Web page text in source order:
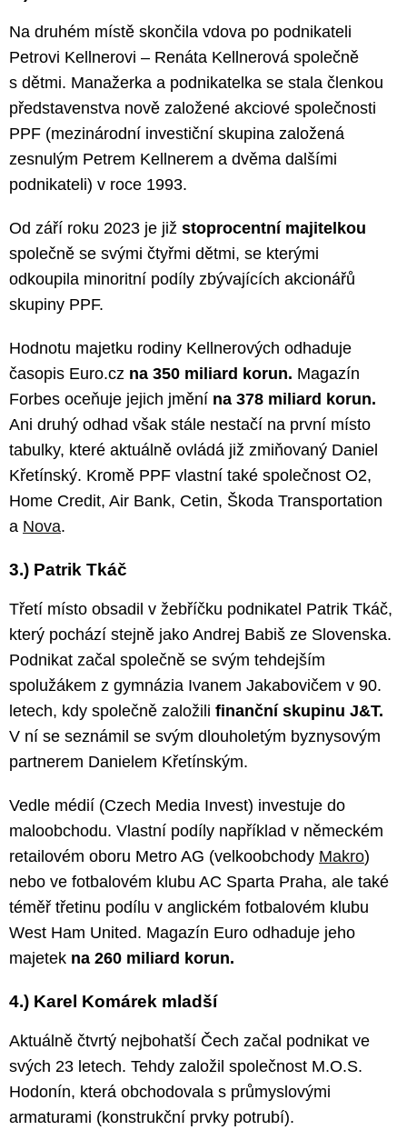
Na druhém místě skončila vdova po podnikateli
Petrovi Kellnerovi – Renáta Kellnerová společně
s dětmi. Manažerka a podnikatelka se stala členkou
představenstva nově založené akciové společnosti
PPF (mezinárodní investiční skupina založená
zesnulým Petrem Kellnerem a dvěma dalšími
podnikateli) v roce 1993.
Od září roku 2023 je již stoprocentní majitelkou
společně se svými čtyřmi dětmi, se kterými
odkoupila minoritní podíly zbývajících akcionářů
skupiny PPF.
Hodnotu majetku rodiny Kellnerových odhaduje
časopis Euro.cz na 350 miliard korun. Magazín
Forbes oceňuje jejich jmění na 378 miliard korun.
Ani druhý odhad však stále nestačí na první místo
tabulky, které aktuálně ovládá již zmiňovaný Daniel
Křetínský. Kromě PPF vlastní také společnost O2,
Home Credit, Air Bank, Cetin, Škoda Transportation
a Nova.
3.) Patrik Tkáč
Třetí místo obsadil v žebříčku podnikatel Patrik Tkáč,
který pochází stejně jako Andrej Babiš ze Slovenska.
Podnikat začal společně se svým tehdejším
spolužákem z gymnázia Ivanem Jakabovičem v 90.
letech, kdy společně založili finanční skupinu J&T.
V ní se seznámil se svým dlouholetým byznysovým
partnerem Danielem Křetínským.
Vedle médií (Czech Media Invest) investuje do
maloobchodu. Vlastní podíly například v německém
retailovém oboru Metro AG (velkoobchody Makro)
nebo ve fotbalovém klubu AC Sparta Praha, ale také
téměř třetinu podílu v anglickém fotbalovém klubu
West Ham United. Magazín Euro odhaduje jeho
majetek na 260 miliard korun.
4.) Karel Komárek mladší
Aktuálně čtvrtý nejbohatší Čech začal podnikat ve
svých 23 letech. Tehdy založil společnost M.O.S.
Hodonín, která obchodovala s průmyslovými
armaturami (konstrukční prvky potrubí).